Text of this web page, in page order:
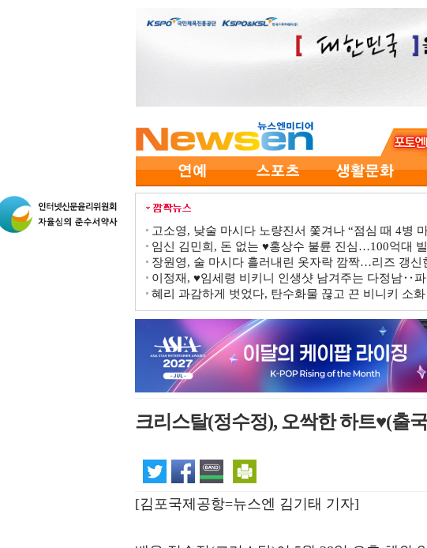
고소영, 낮술 마시다 노량진서 쫓겨나 “점심 때 4병
임신 김민희, 돈 없는 ♥홍상수 불륜 진심…100억대
장원영, 술 마시다 흘러내린 옷자락 깜짝…리즈 갱신
이정재, ♥임세령 비키니 인생샷 남겨주는 다정남‥
혜리 과감하게 벗었다, 탄수화물 끊고 끈 비니키 소화
크리스탈(정수정), 오싹한 하트♥️(출
[김포국제공항=뉴스엔 김기태 기자]